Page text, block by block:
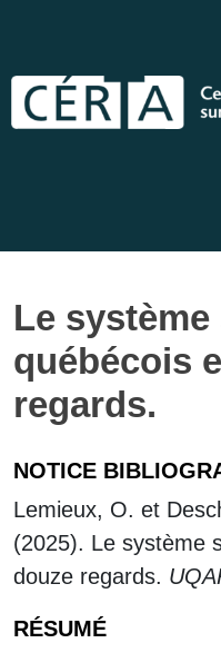
Le
québécois
regards.
NOTICE
Lemieux, O. et
(2025). Le système
douze regards.
RÉSUMÉ